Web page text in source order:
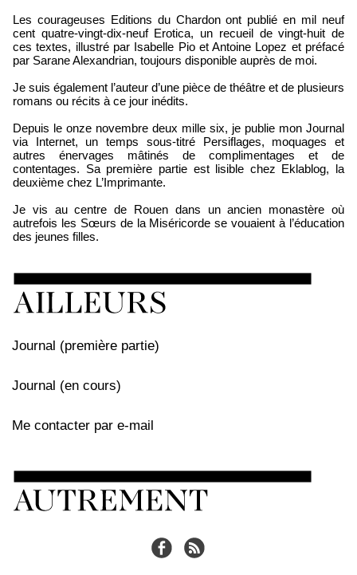
Les courageuses Editions du Chardon ont publié en mil neuf
cent quatre-vingt-dix-neuf Erotica, un recueil de vingt-huit de
ces textes, illustré par Isabelle Pio et Antoine Lopez et préfacé
par Sarane Alexandrian, toujours disponible auprès de moi.
Je suis également l’auteur d’une pièce de théâtre et de plusieurs
romans ou récits à ce jour inédits.
Depuis le onze novembre deux mille six, je publie mon Journal
via Internet, un temps sous-titré Persiflages, moquages et
autres énervages mâtinés de complimentages et de
contentages. Sa première partie est lisible chez Eklablog, la
deuxième chez L’Imprimante.
Je vis au centre de Rouen dans un ancien monastère où
autrefois les Sœurs de la Miséricorde se vouaient à l’éducation
des jeunes filles.
Journal (première partie)
Journal (en cours)
Me contacter par e-mail